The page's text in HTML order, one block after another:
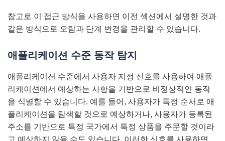
참고로 이 접근 방식을 사용하면 이전 섹션에서 설명한 것과
같은 방식으로 오탐과 단계 변경을 관리할 수 있습니다.
애플리케이션 수준 동작 탐지
애플리케이션 수준에서 사용자 지정 신호를 사용하여 애플
리케이션에서 예상하는 사항을 기반으로 비정상적인 동작
을 식별할 수 있습니다. 예를 들어, 사용자가 특정 순서로 애
플리케이션을 탐색할 것으로 예상하거나, 사용자가 등록된
주소를 기반으로 특정 국가에서 특정 상품을 주문할 것이라
고 예상하지 않을 수도 있습니다. 이러한 신호를 사용하면